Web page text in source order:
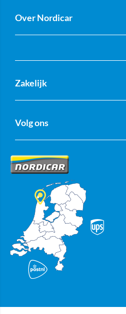
Over Nordicar
Zakelijk
Volg ons